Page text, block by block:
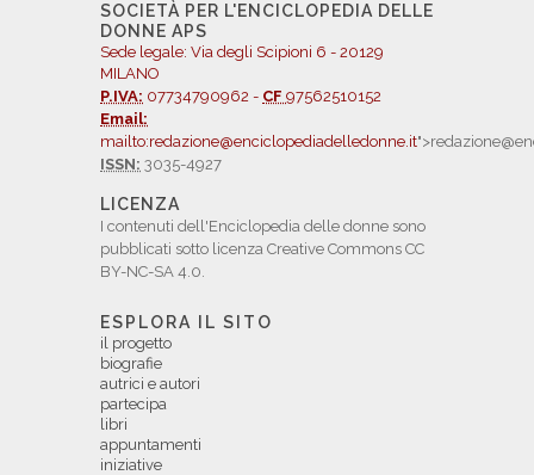
SOCIETÀ PER L'ENCICLOPEDIA DELLE
DONNE APS
Sede legale: Via degli Scipioni 6 - 20129
MILANO
P.IVA: 07734790962 - CF 97562510152
Email:
mailto:redazione@enciclopediadelledonne.it
ISSN: 3035-4927
LICENZA
I contenuti dell'Enciclopedia delle donne sono
pubblicati sotto licenza Creative Commons CC
BY-NC-SA 4.0.
ESPLORA IL SITO
il progetto
biografie
autrici e autori
partecipa
libri
appuntamenti
iniziative